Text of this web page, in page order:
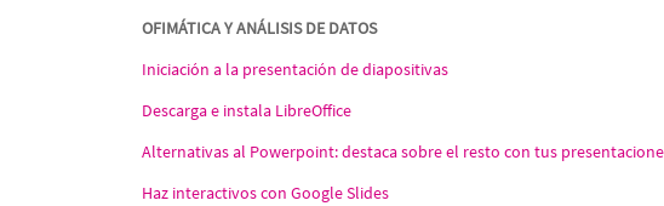
OFIMÁTICA Y ANÁLISIS DE DATOS
Iniciación a la presentación de diapositivas
Descarga e instala LibreOffice
Alternativas al Powerpoint: destaca sobre el resto con tus
Haz interactivos con Google Slides